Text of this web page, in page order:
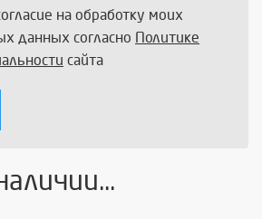
на обработку моих
данных согласно Политике
сайта